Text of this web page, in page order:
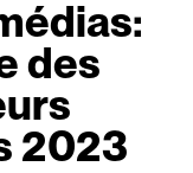
des
2023